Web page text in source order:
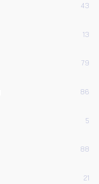
43
13
79
86
5
88
21